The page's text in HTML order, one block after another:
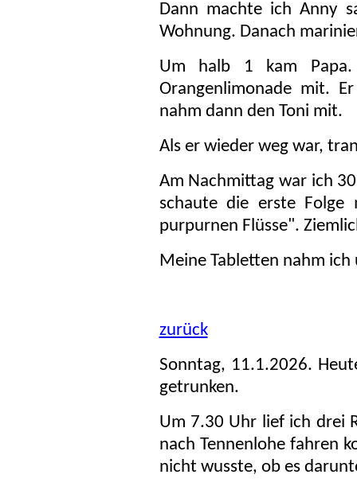
Dann machte ich Anny
Wohnung. Danach
Um halb 1 kam
Orangenlimonade mit.
nahm dann den Toni mit.
Als er wieder weg war,
Am Nachmittag war ich
schaute die erste Folge
purpurnen Flüsse".
Meine Tabletten nahm ich
zurück
Sonntag, 11.1.2026.
getrunken.
Um 7.30 Uhr lief ich drei
nach Tennenlohe fahren
nicht wusste, ob es